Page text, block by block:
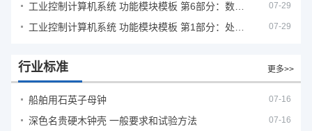
07-29
07-29
行业标准 更多>>
船舶用石英子母钟 07-16
深色名贵硬木钟壳 一般要求和试验方法 07-16